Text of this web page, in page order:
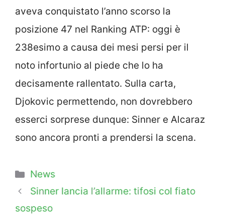
aveva conquistato l’anno scorso la
posizione 47 nel Ranking ATP: oggi è
238esimo a causa dei mesi persi per il
noto infortunio al piede che lo ha
decisamente rallentato. Sulla carta,
Djokovic permettendo, non dovrebbero
esserci sorprese dunque: Sinner e Alcaraz
sono ancora pronti a prendersi la scena.
Categorie
News
Sinner lancia l’allarme: tifosi col fiato
sospeso